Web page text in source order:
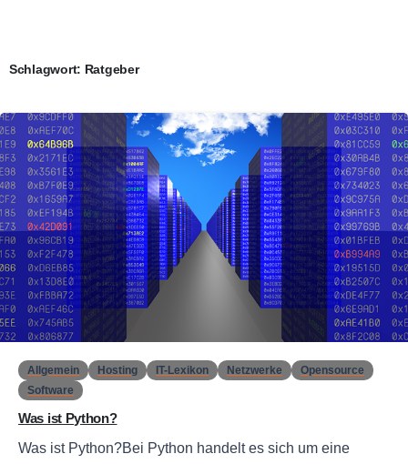
Schlagwort: Ratgeber
0
Allgemein Hosting IT-Lexikon Netzwerke
Opensource
Software
Was ist Python?
Was ist Python?Bei Python handelt es sich um eine